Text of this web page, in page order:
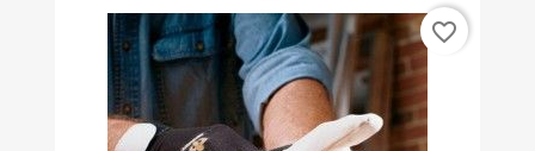
favorite_border